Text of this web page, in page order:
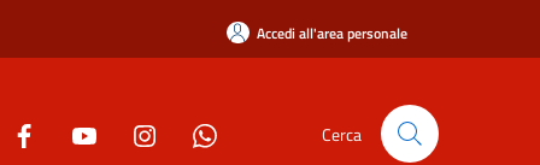
Accedi all'area personale
Cerca